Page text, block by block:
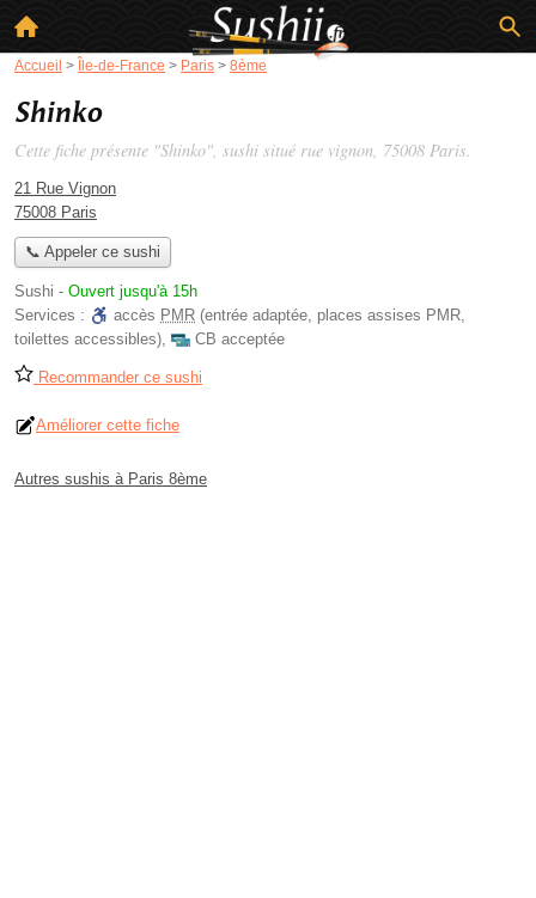
Accueil > Île-de-France > Paris > 8ème
Shinko
Cette fiche présente "Shinko", sushi situé rue vignon, 75008 Paris.
21 Rue Vignon
75008 Paris
📞 Appeler ce sushi
Sushi - Ouvert jusqu'à 15h
Services :
accès PMR (entrée adaptée, places assises PMR,
toilettes accessibles), CB acceptée
Recommander ce sushi
Améliorer cette fiche
Autres sushis à Paris 8ème